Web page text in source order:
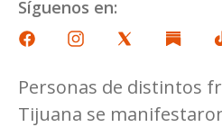
Síguenos en:
Personas de distintos
Tijuana se